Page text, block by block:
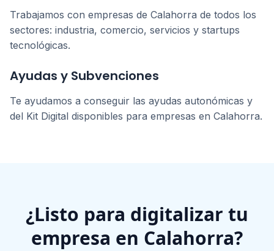
Trabajamos con empresas de Calahorra de todos los
sectores: industria, comercio, servicios y startups
tecnológicas.
Ayudas y Subvenciones
Te ayudamos a conseguir las ayudas autonómicas y
del Kit Digital disponibles para empresas en Calahorra.
¿Listo para digitalizar tu
empresa en Calahorra?